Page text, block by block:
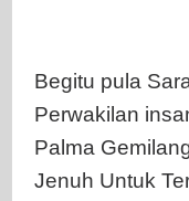
Begitu pula
Perwakilan
Palma
Jenuh Untuk